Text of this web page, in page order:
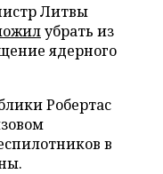
Литвы
убрать из
ядерного
Робертас
в